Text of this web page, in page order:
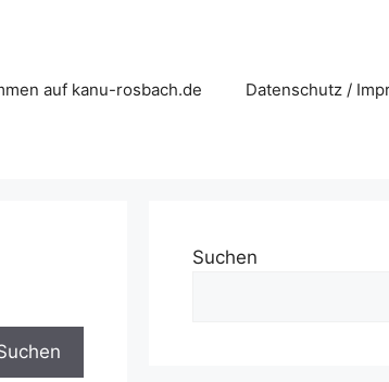
auf kanu-rosbach.de Datenschutz /
Suchen